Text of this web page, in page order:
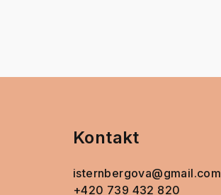
Kontakt
isternbergova@gmail.com
+420 739 432 820